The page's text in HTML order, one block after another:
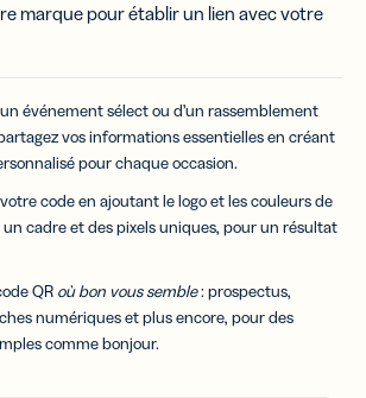
marque pour établir un lien avec votre
événement sélect ou d’un rassemblement
vos informations essentielles en créant
pour chaque occasion.
code en ajoutant le logo et les couleurs de
cadre et des pixels uniques, pour un résultat
QR où bon vous semble: prospectus,
numériques et plus encore, pour des
comme bonjour.